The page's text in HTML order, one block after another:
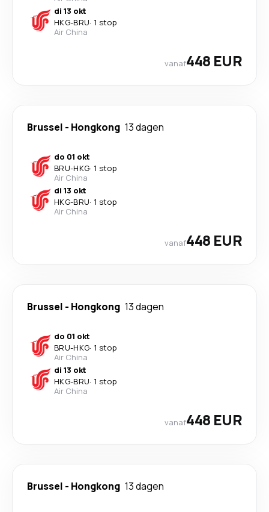
di 13 okt
HKG-BRU· 1 stop
Air China
vanaf448 EUR
Brussel - Hongkong 13 dagen
do 01 okt
BRU-HKG· 1 stop
Air China
di 13 okt
HKG-BRU· 1 stop
Air China
vanaf448 EUR
Brussel - Hongkong 13 dagen
do 01 okt
BRU-HKG· 1 stop
Air China
di 13 okt
HKG-BRU· 1 stop
Air China
vanaf448 EUR
Brussel - Hongkong 13 dagen